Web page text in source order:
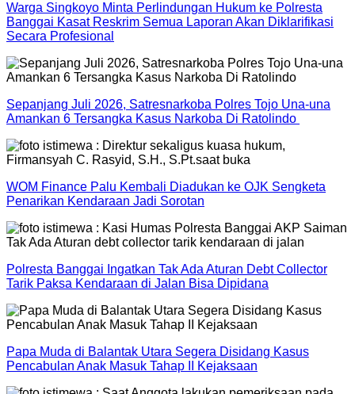
Warga Singkoyo Minta Perlindungan Hukum ke Polresta
Banggai Kasat Reskrim Semua Laporan Akan Diklarifikasi
Secara Profesional
Sepanjang Juli 2026, Satresnarkoba Polres Tojo Una-una
Amankan 6 Tersangka Kasus Narkoba Di Ratolindo
WOM Finance Palu Kembali Diadukan ke OJK Sengketa
Penarikan Kendaraan Jadi Sorotan
Polresta Banggai Ingatkan Tak Ada Aturan Debt Collector
Tarik Paksa Kendaraan di Jalan Bisa Dipidana
Papa Muda di Balantak Utara Segera Disidang Kasus
Pencabulan Anak Masuk Tahap II Kejaksaan